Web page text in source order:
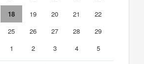
18 19 20 21
22
25 26 27 28
29
1 2 3 4 5